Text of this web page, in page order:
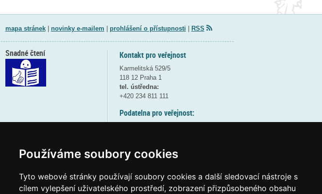
Používáme soubory cookies
Tyto webové stránky používají soubory cookies a další sledovací nástroje s
cílem vylepšení uživatelského prostředí, zobrazení přizpůsobeného obsahu
mapa stránek| novinky e-mailem prohlášení o přístupnosti RSS
Kontakt pro veřejnost
Karmelitská 529/5
118 12 Praha 1
tel. ústředna:
+420 234 811 111
Podatelna pro veřejnost:
(více informací
Elektronická podatelna:
Snadné čtení